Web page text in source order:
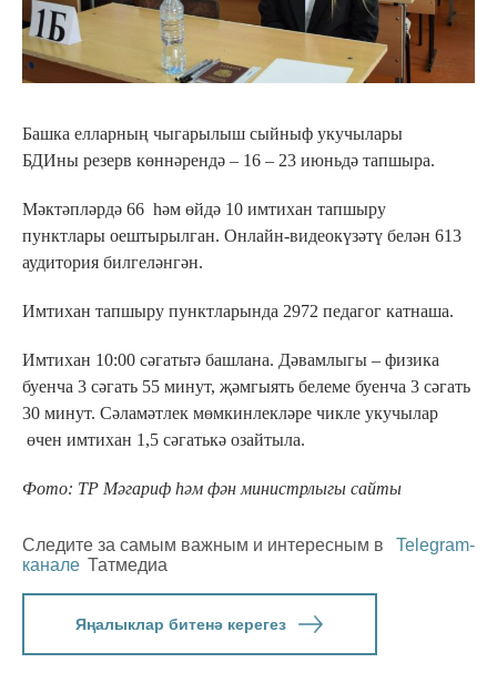
Башка елларның чыгарылыш сыйныф укучылары
БДИны резерв көннәрендә – 16 – 23 июньдә тапшыра.
Мәктәпләрдә 66 һәм өйдә 10 имтихан тапшыру
пунктлары оештырылган. Онлайн-видеокүзәтү белән 613
аудитория билгеләнгән.
Имтихан тапшыру пунктларында 2972 педагог катнаша.
Имтихан 10:00 сәгатьтә башлана. Дәвамлыгы – физика
буенча 3 сәгать 55 минут, җәмгыять белеме буенча 3 сәгать
30 минут. Сәламәтлек мөмкинлекләре чикле укучылар
өчен имтихан 1,5 сәгатькә озайтыла.
Фото: ТР Мәгариф һәм фән министрлыгы сайты
Следите за самым важным и интересным в
Telegram-
канале Татмедиа
Яңалыклар битенә керегез